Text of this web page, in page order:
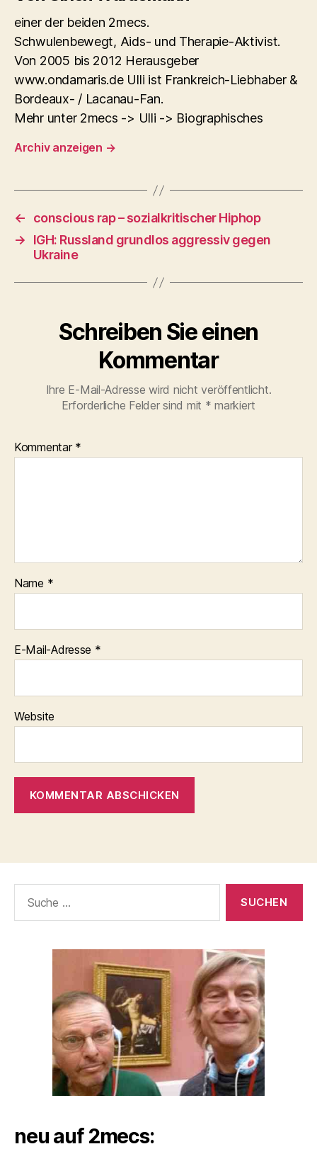
einer der beiden 2mecs.
Schwulenbewegt, Aids- und Therapie-Aktivist.
Von 2005 bis 2012 Herausgeber
www.ondamaris.de Ulli ist Frankreich-Liebhaber &
Bordeaux- / Lacanau-Fan.
Mehr unter 2mecs -> Ulli -> Biographisches
Archiv anzeigen →
←
conscious rap – sozialkritischer Hiphop
→
IGH: Russland grundlos aggressiv gegen
Ukraine
Schreiben Sie einen
Kommentar
Ihre E-Mail-Adresse wird nicht veröffentlicht.
Erforderliche Felder sind mit * markiert
Kommentar *
Name *
E-Mail-Adresse *
Website
nach:
neu auf 2mecs: